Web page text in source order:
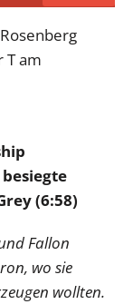
T am
(6:58)
Fallon
wo sie
wollten.